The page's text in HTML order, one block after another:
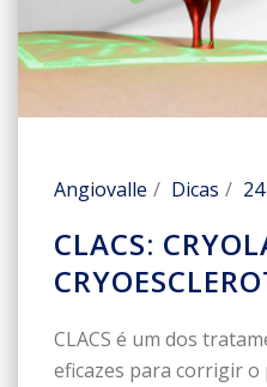
Angiovalle Dicas
CLACS:
CLACS é um dos
eficazes para corrigir